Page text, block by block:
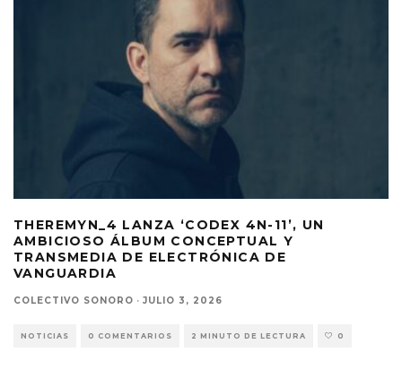
THEREMYN_4 LANZA ‘CODEX 4N-11’, UN
AMBICIOSO ÁLBUM CONCEPTUAL Y
TRANSMEDIA DE ELECTRÓNICA DE
VANGUARDIA
COLECTIVO SONORO · JULIO 3, 2026
NOTICIAS 0 COMENTARIOS 2 MINUTO DE LECTURA 0